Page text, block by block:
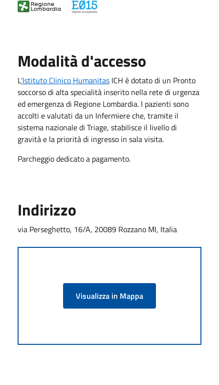
Modalità d'accesso
L’Istituto Clinico Humanitas ICH è dotato di un Pronto
soccorso di alta specialità inserito nella rete di urgenza
ed emergenza di Regione Lombardia. I pazienti sono
accolti e valutati da un Infermiere che, tramite il
sistema nazionale di Triage, stabilisce il livello di
gravità e la priorità di ingresso in sala visita.
Parcheggio dedicato a pagamento.
Indirizzo
via Perseghetto, 16/A, 20089 Rozzano MI, Italia
Visualizza in Mappa